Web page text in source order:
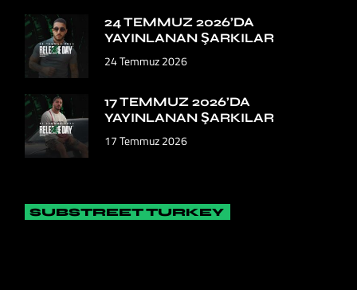
24 TEMMUZ 2026’DA
YAYINLANAN ŞARKILAR
24 Temmuz 2026
17 TEMMUZ 2026’DA
YAYINLANAN ŞARKILAR
17 Temmuz 2026
SUBSTREET TURKEY